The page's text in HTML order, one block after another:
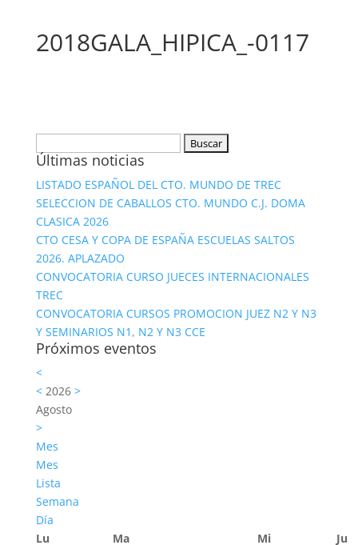
2018GALA_HIPICA_-0117
Últimas noticias
LISTADO ESPAÑOL DEL CTO. MUNDO DE TREC
SELECCION DE CABALLOS CTO. MUNDO C.J. DOMA
CLASICA 2026
CTO CESA Y COPA DE ESPAÑA ESCUELAS SALTOS
2026. APLAZADO
CONVOCATORIA CURSO JUECES INTERNACIONALES
TREC
CONVOCATORIA CURSOS PROMOCION JUEZ N2 Y N3
Y SEMINARIOS N1, N2 Y N3 CCE
Próximos eventos
<
<2026 >
Agosto
>
Mes
Mes
Lista
Semana
Día
Lu
Ma Mi Ju